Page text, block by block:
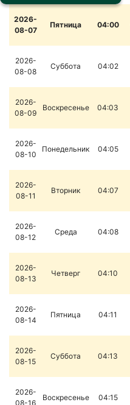
2026-
08-07
Пятница 04:00
2026-
08-08
Суббота 04:02
2026-
08-09
Воскресенье 04:03
2026-
08-10
Понедельник 04:05
2026-
08-11
Вторник 04:07
2026-
08-12
Среда 04:08
2026-
08-13
Четверг 04:10
2026-
08-14
Пятница 04:11
2026-
08-15
Суббота 04:13
2026-
08-16
Воскресенье 04:15